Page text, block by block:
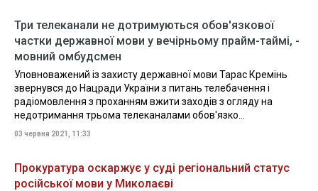
Три телеканали не дотримуються обов'язкової
частки державної мови у вечірньому прайм-таймі, -
мовний омбудсмен
Уповноважений із захисту державної мови Тарас Кремінь
звернувся до Нацради України з питань телебачення і
радіомовлення з проханням вжити заходів з огляду на
недотримання трьома телеканалами обов'язко...
03 червня 2021, 11:33
Прокуратура оскаржує у суді регіональний статус
російської мови у Миколаєві